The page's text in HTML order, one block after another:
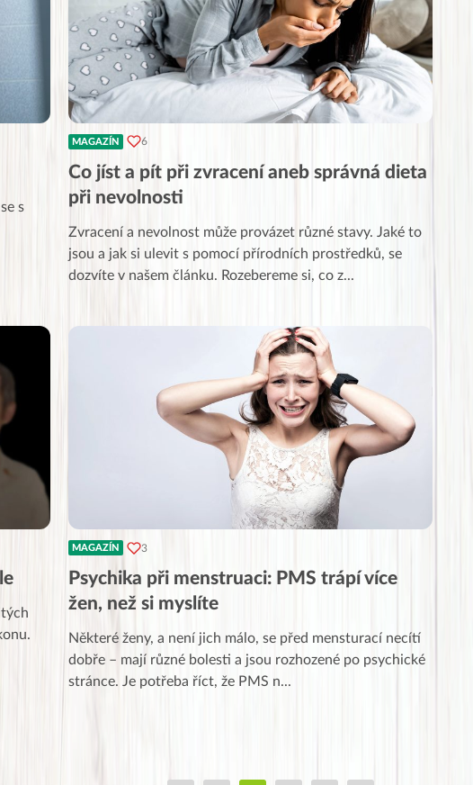
s
MAGAZÍN 6
Co jíst a pít při zvracení aneb správná dieta
při nevolnosti
Zvracení a nevolnost může provázet různé stavy. Jaké to
jsou a jak si ulevit s pomocí přírodních prostředků, se
dozvíte v našem článku. Rozebereme si, co z...
MAGAZÍN 3
Psychika při menstruaci: PMS trápí více
žen, než si myslíte
Některé ženy, a není jich málo, se před mensturací necítí
dobře – mají různé bolesti a jsou rozhozené po psychické
stránce. Je potřeba říct, že PMS n...